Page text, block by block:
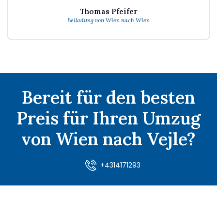
Thomas Pfeifer
Beiladung von Wien nach Wien
Bereit für den besten
Preis für Ihren Umzug
von Wien nach Vejle?
+4314171293